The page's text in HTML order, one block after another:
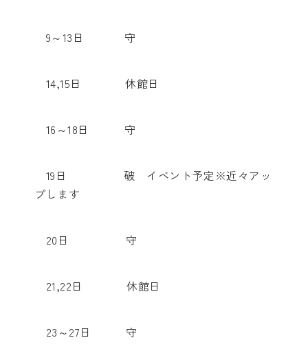
9～13日 守
14,15日 休館日
16～18日 守
19日 破 イベント予定※近々アッ
プします
20日 守
21,22日 休館日
23～27日 守